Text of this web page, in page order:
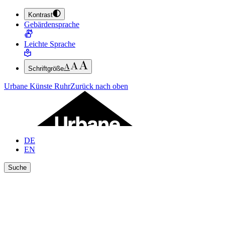
ZUM HAUPTINHALT SPRINGEN (ENTER DRÜCKEN)
ZUM FUSSBEREICH SPRINGEN (ENTER DRÜCKEN)
Kontrast
Gebärdensprache
Leichte Sprache
Schriftgröße
Urbane Künste RuhrZurück nach oben
DE
EN
Suche